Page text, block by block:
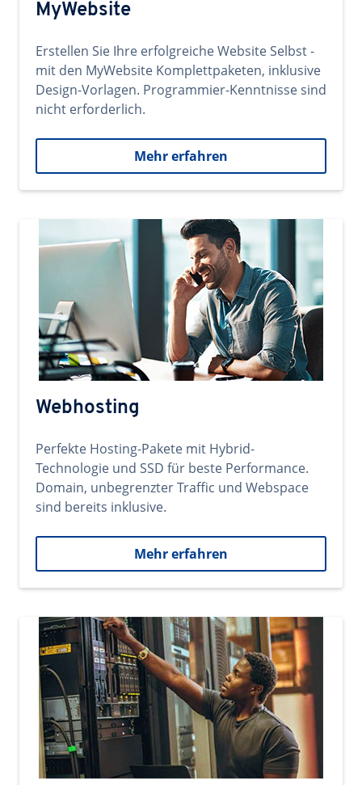
MyWebsite
Erstellen Sie Ihre erfolgreiche Website Selbst -
mit den MyWebsite Komplettpaketen, inklusive
Design-Vorlagen. Programmier-Kenntnisse sind
nicht erforderlich.
Mehr erfahren
Webhosting
Perfekte Hosting-Pakete mit Hybrid-
Technologie und SSD für beste Performance.
Domain, unbegrenzter Traffic und Webspace
sind bereits inklusive.
Mehr erfahren